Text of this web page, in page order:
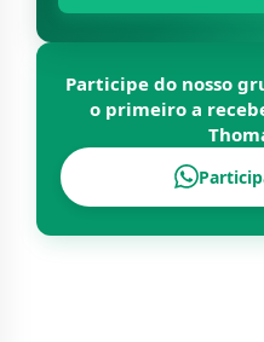
Participe do nosso
o primeiro a